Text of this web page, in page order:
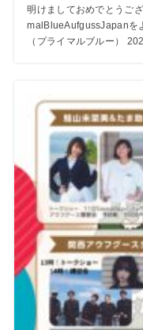
明けましておめでとうご
malBlueAufgussJapanを
（プライマルブルー）